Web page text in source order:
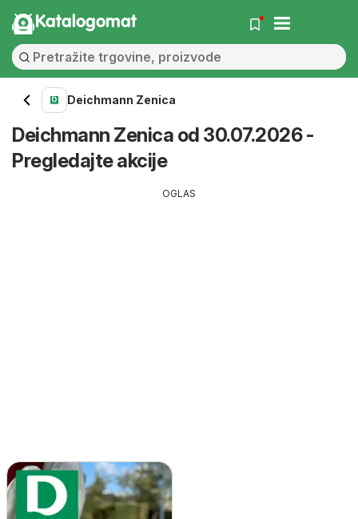
Katalogomat
Deichmann Zenica
Deichmann Zenica od 30.07.2026 -
Pregledajte akcije
OGLAS